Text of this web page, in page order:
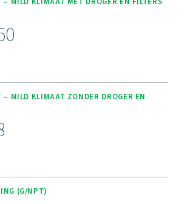
de voordelen van